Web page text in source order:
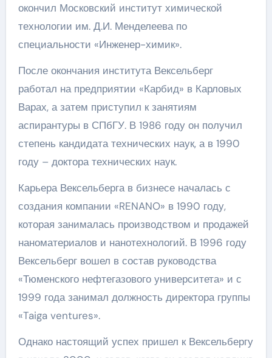
окончил Московский институт химической
технологии им. Д.И. Менделеева по
специальности «Инженер-химик».
После окончания института Вексельберг
работал на предприятии «Карбид» в Карловых
Варах, а затем приступил к занятиям
аспирантуры в СПбГУ. В 1986 году он получил
степень кандидата технических наук, а в 1990
году – доктора технических наук.
Карьера Вексельберга в бизнесе началась с
создания компании «RENANO» в 1990 году,
которая занималась производством и продажей
наноматериалов и нанотехнологий. В 1996 году
Вексельберг вошел в состав руководства
«Тюменского нефтегазового университета» и с
1999 года занимал должность директора группы
«Taiga ventures».
Однако настоящий успех пришел к Вексельбергу